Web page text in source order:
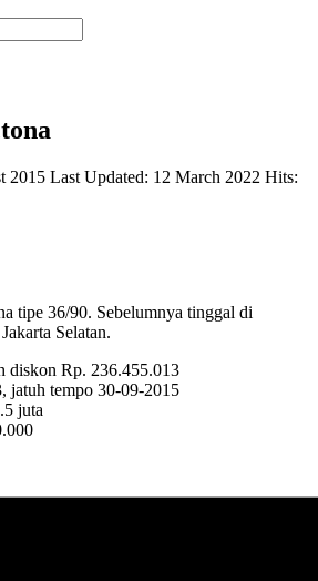
2015 Last Updated: 12 March 2022 Hits:
tipe 36/90. Sebelumnya tinggal di
Selatan.
diskon Rp. 236.455.013
jatuh tempo 30-09-2015
juta